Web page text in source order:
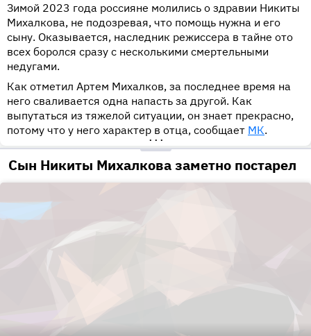
Зимой 2023 года россияне молились о здравии Никиты
Михалкова, не подозревая, что помощь нужна и его
сыну. Оказывается, наследник режиссера в тайне ото
всех боролся сразу с несколькими смертельными
недугами.
Как отметил Артем Михалков, за последнее время на
него сваливается одна напасть за другой. Как
выпутаться из тяжелой ситуации, он знает прекрасно,
потому что у него характер в отца, сообщает МК.
•••
Сын Никиты Михалкова заметно постарел